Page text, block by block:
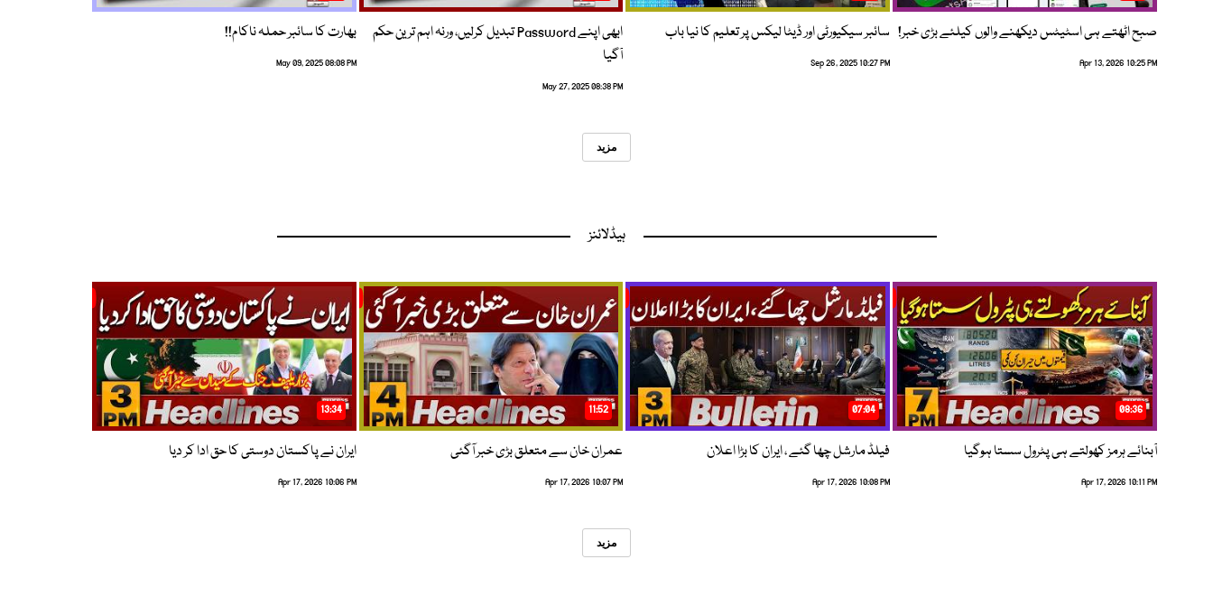
صبح اٹھتے ہی اسٹیٹس دیکھنے والوں کیلئے بڑی خبر!
Apr 13, 2026 10:25 PM
سائبر سیکیورٹی اور ڈیٹا لیکس پر تعلیم کا نیا باب
Sep 26, 2025 10:27 PM
ابھی اپنے Password تبدیل کرلیں، ورنہ اہم ترین حکم
آگیا
May 27, 2025 08:38 PM
بھارت کا سائبر حملہ ناکام!!
May 09, 2025 08:08 PM
مزید
ہیڈلائنز
08:36
آبنائے ہرمز کھولتے ہی پٹرول سستا ہوگیا
Apr 17, 2026 10:11 PM
07:04
فیلڈ مارشل چھا گئے ، ایران کا بڑا اعلان
Apr 17, 2026 10:08 PM
11:52
عمران خان سے متعلق بڑی خبر آگئی
Apr 17, 2026 10:07 PM
13:34
ایران نے پاکستان دوستی کا حق ادا کر دیا
Apr 17, 2026 10:06 PM
مزید